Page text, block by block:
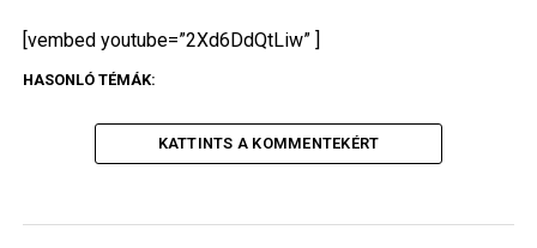
[vembed youtube=”2Xd6DdQtLiw” ]
HASONLÓ TÉMÁK:
KATTINTS A KOMMENTEKÉRT